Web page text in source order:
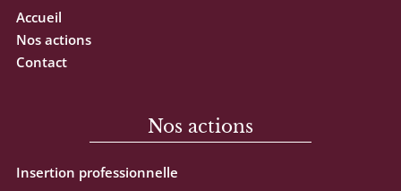
Accueil
Nos actions
Contact
Nos actions
Insertion professionnelle